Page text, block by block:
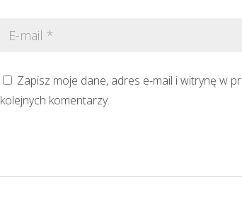
Zapisz moje dane, adres e-mail i witrynę w
kolejnych komentarzy.